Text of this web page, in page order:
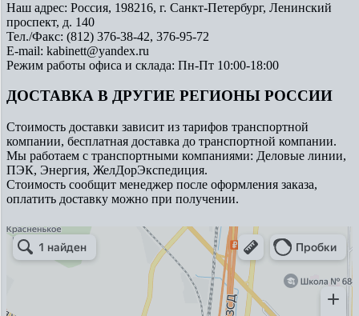
Наш адрес: Россия, 198216, г. Санкт-Петербург, Ленинский
проспект, д. 140
Тел./Факс: (812) 376-38-42, 376-95-72
E-mail: kabinett@yandex.ru
Режим работы офиса и склада: Пн-Пт 10:00-18:00
ДОСТАВКА В ДРУГИЕ РЕГИОНЫ РОССИИ
Стоимость доставки зависит из тарифов транспортной
компании, бесплатная доставка до транспортной компании.
Мы работаем с транспортными компаниями: Деловые линии,
ПЭК, Энергия, ЖелДорЭкспедиция.
Стоимость сообщит менеджер после оформления заказа,
оплатить доставку можно при получении.
Арметкон
Металлическая мебель в Санкт‑Петербурге
Торговое оборудование в Санкт‑Петербурге